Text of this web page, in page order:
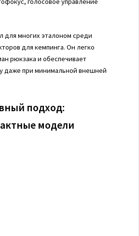
для многих эталоном среди
для кемпинга. Он легко
рюкзака и обеспечивает
даже при минимальной внешней
подход:
модели